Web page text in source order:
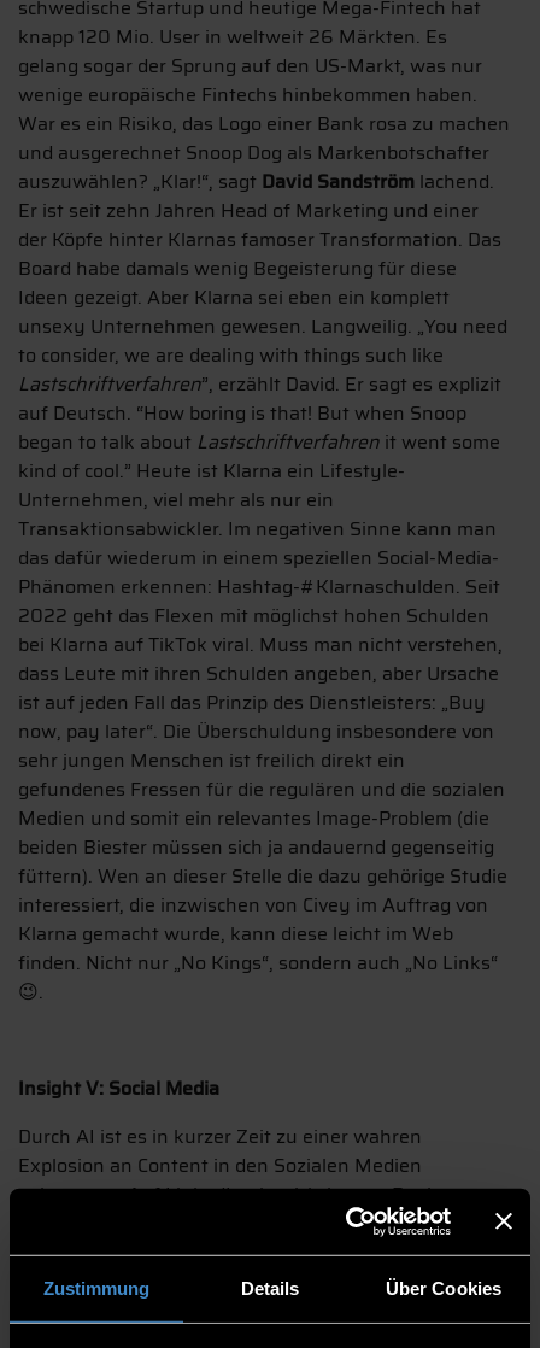
Zustimmung Details Über Cookies
schwedische Startup und heutige Mega-Fintech hat
knapp 120 Mio. User in weltweit 26 Märkten. Es
gelang sogar der Sprung auf den US-Markt, was nur
wenige europäische Fintechs hinbekommen haben.
War es ein Risiko, das Logo einer Bank rosa zu machen
und ausgerechnet Snoop Dog als Markenbotschafter
auszuwählen? „Klar!“, sagt David Sandström lachend.
Er ist seit zehn Jahren Head of Marketing und einer
der Köpfe hinter Klarnas famoser Transformation. Das
Board habe damals wenig Begeisterung für diese
Ideen gezeigt. Aber Klarna sei eben ein komplett
unsexy Unternehmen gewesen. Langweilig. „You need
to consider, we are dealing with things such like
Lastschriftverfahren”, erzählt David. Er sagt es explizit
auf Deutsch. “How boring is that! But when Snoop
began to talk about Lastschriftverfahren it went some
kind of cool.” Heute ist Klarna ein Lifestyle-
Unternehmen, viel mehr als nur ein
Transaktionsabwickler. Im negativen Sinne kann man
das dafür wiederum in einem speziellen Social-Media-
Phänomen erkennen: Hashtag-#Klarnaschulden. Seit
2022 geht das Flexen mit möglichst hohen Schulden
bei Klarna auf TikTok viral. Muss man nicht verstehen,
dass Leute mit ihren Schulden angeben, aber Ursache
ist auf jeden Fall das Prinzip des Dienstleisters: „Buy
now, pay later“. Die Überschuldung insbesondere von
sehr jungen Menschen ist freilich direkt ein
gefundenes Fressen für die regulären und die sozialen
Medien und somit ein relevantes Image-Problem (die
beiden Biester müssen sich ja andauernd gegenseitig
füttern). Wen an dieser Stelle die dazu gehörige Studie
interessiert, die inzwischen von Civey im Auftrag von
Klarna gemacht wurde, kann diese leicht im Web
finden. Nicht nur „No Kings“, sondern auch „No Links“
😉.
Insight V: Social Media
Durch AI ist es in kurzer Zeit zu einer wahren
Explosion an Content in den Sozialen Medien
gekommen. Auf LinkedIn als wichtigstem Business-
Medium ist bereits mehr als 50 Prozent AI-generierter
Inhalt. Dem hat man (bei LinkedIn) den Kampf
angesagt.Ann-Katrin Schmitz, Gründerin und CEO